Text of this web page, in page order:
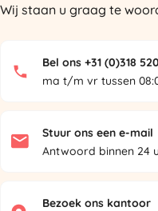
Wij staan u graag te
Bel ons +31 (0)318
ma t/m vr tussen
Stuur ons een e-mail
Antwoord binnen 24
Bezoek ons kantoor